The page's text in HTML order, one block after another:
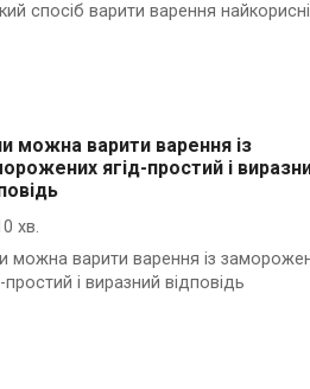
спосіб варити варення
можна варити варення із
ягід-простий і
хв.
можна варити варення із
простий і виразний відповідь